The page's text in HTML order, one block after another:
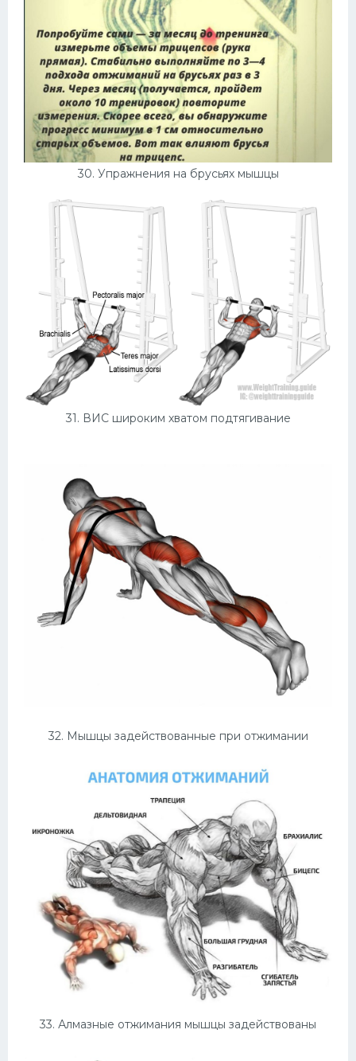
30. Упражнения на брусьях мышцы
31. ВИС широким хватом подтягивание
32. Мышцы задействованные при отжимании
33. Алмазные отжимания мышцы задействованы